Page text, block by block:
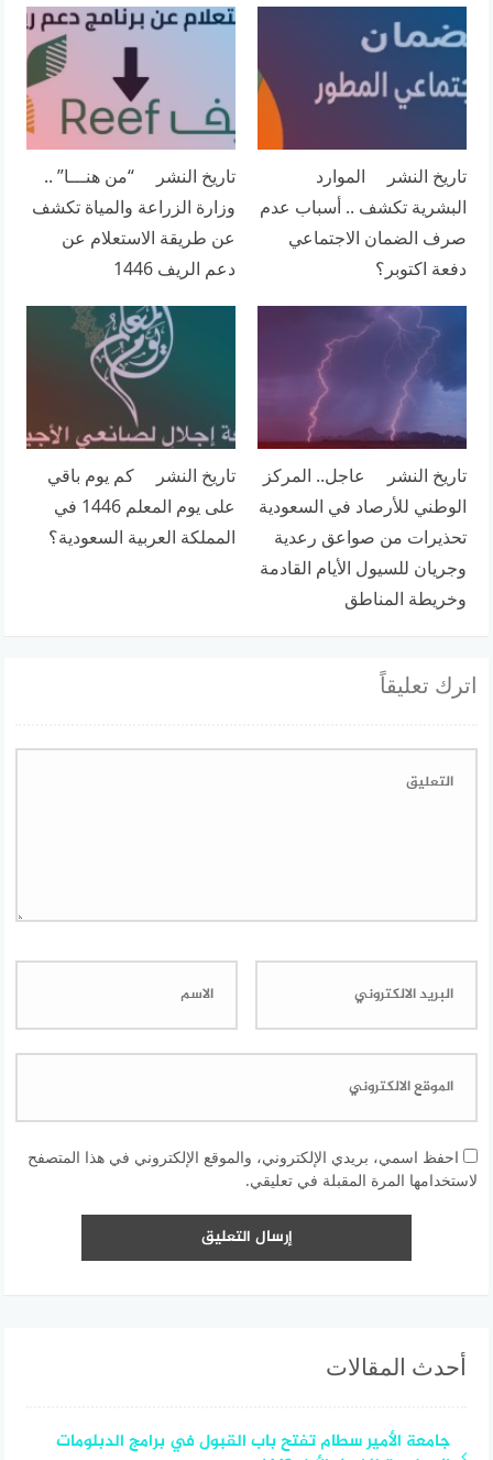
تاريخ النشر الموارد
البشرية تكشف .. أسباب عدم
صرف الضمان الاجتماعي
دفعة اكتوبر؟
تاريخ النشر “من هنـــا” ..
وزارة الزراعة والمياة تكشف
عن طريقة الاستعلام عن
دعم الريف 1446
تاريخ النشر عاجل.. المركز
الوطني للأرصاد في السعودية
تحذيرات من صواعق رعدية
وجريان للسيول الأيام القادمة
وخريطة المناطق
تاريخ النشر كم يوم باقي
على يوم المعلم 1446 في
المملكة العربية السعودية؟
اترك تعليقاً
احفظ اسمي، بريدي الإلكتروني، والموقع الإلكتروني في هذا المتصفح
لاستخدامها المرة المقبلة في تعليقي.
أحدث المقالات
جامعة الأمير سطام تفتح باب القبول في برامج الدبلومات